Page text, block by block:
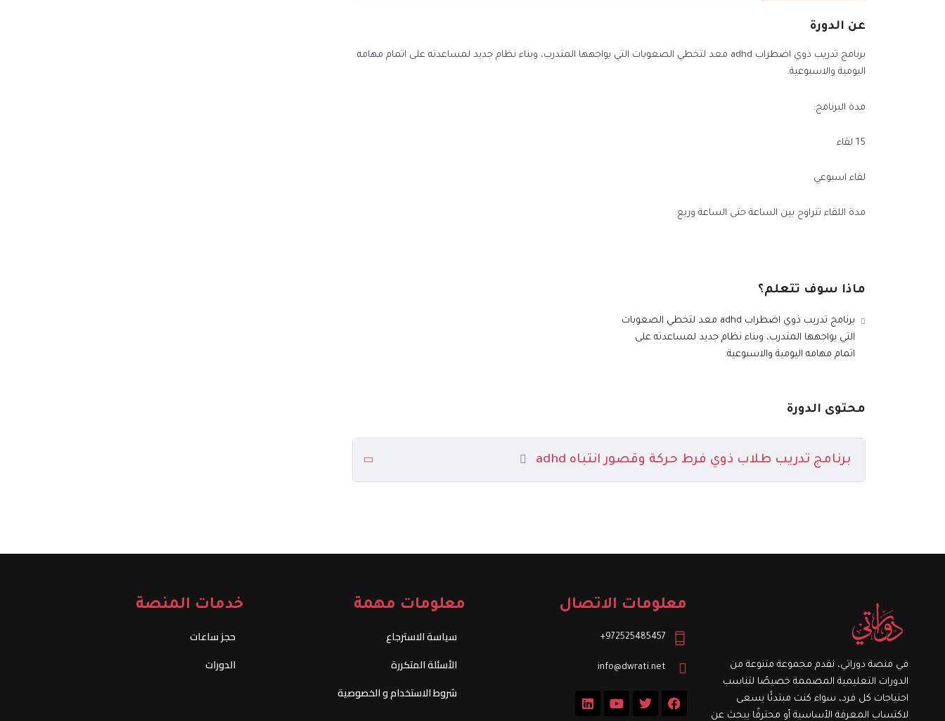
عن الدورة
برنامج تدريب ذوي اضطراب adhd معد لتخطي الصعوبات التي يواجهها المتدرب، وبناء نظام جديد لمساعدته على اتمام مهامه
اليومية والاسبوعية.
مدة البرنامج:
15 لقاء
لقاء اسبوعي
مدة اللقاء تتراوح بين الساعة حتى الساعة وربع.
ماذا سوف تتعلم؟
برنامج تدريب ذوي اضطراب adhd معد لتخطي الصعوبات
التي يواجهها المتدرب، وبناء نظام جديد لمساعدته على
اتمام مهامه اليومية والاسبوعية.
محتوى الدورة
برنامج تدريب طلاب ذوي فرط حركة وقصور انتباه adhd
في منصة دوراتي، نقدم مجموعة متنوعة من
الدورات التعليمية المصممة خصيصًا لتناسب
احتياجات كل فرد، سواء كنت مبتدئًا يسعى
لاكتساب المعرفة الأساسية أو محترفًا يبحث عن
معلومات الاتصال
972525485457+
info@dwrati.net
a
w
o
i
معلومات مهمة
سياسة الاسترجاع
الأسئلة المتكررة
شروط الاستخدام و الخصوصية
خدمات المنصة
حجز ساعات
الدورات